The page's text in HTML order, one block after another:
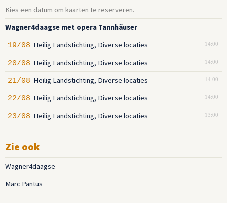
Kies een datum om kaarten te reserveren.
Wagner4daagse met opera Tannhäuser
14:00
19/08 Heilig Landstichting, Diverse locaties
14:00
20/08 Heilig Landstichting, Diverse locaties
14:00
21/08 Heilig Landstichting, Diverse locaties
14:00
22/08 Heilig Landstichting, Diverse locaties
13:00
23/08 Heilig Landstichting, Diverse locaties
Zie ook
Wagner4daagse
Marc Pantus